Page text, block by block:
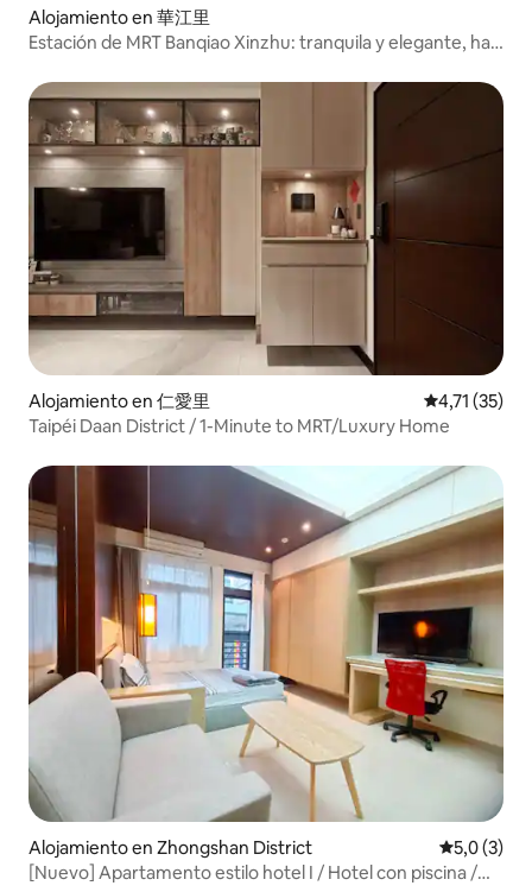
Alojamiento en 華江里
Estación de MRT Banqiao Xinzhu: tranquila y elegante, hay
conveniente
Alojamiento en 仁愛里 Calificación
4,71 (35)
Taipéi Daan District / 1-Minute to MRT/Luxury Home
Alojamiento en Zhongshan District
5,0 (3)
[Nuevo] Apartamento estilo hotel I / Hotel con piscina /